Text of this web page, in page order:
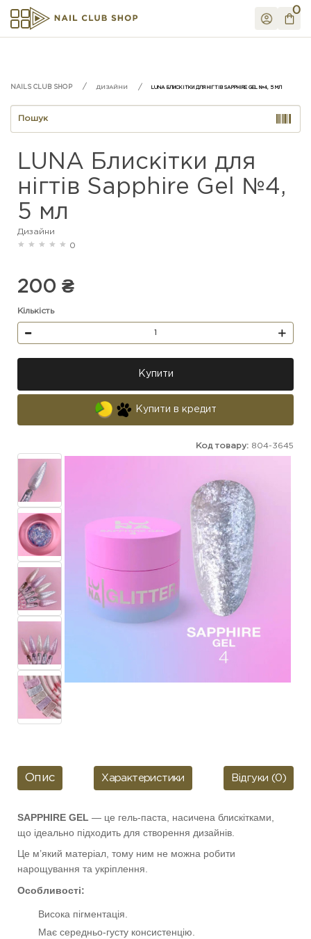
0
ДИЗАЙНИ LUNA БЛИСКІТКИ ДЛЯ НІГТІВ SAPPHIRE GEL №4, 5 МЛ
LUNA Блискітки для
нігтів Sapphire Gel №4,
5 мл
Дизайни
0
Код товару: 804-3645
200 ₴
Кількість
Купити
Купити в кредит
Опис Характеристики Відгуки (0)
SAPPHIRE GEL — це гель-паста, насичена блискітками,
що ідеально підходить для створення дизайнів.
Це м’який матеріал, тому ним не можна робити
нарощування та укріплення.
Особливості:
Висока пігментація.
Має середньо-густу консистенцію.